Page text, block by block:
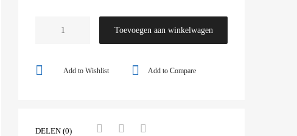
Toevoegen aan winkelwagen
Add to Compare
Add to Wishlist
DELEN (0)